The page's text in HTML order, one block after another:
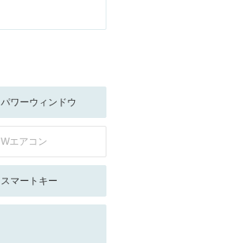
パワーウィンドウ
Wエアコン
スマートキー